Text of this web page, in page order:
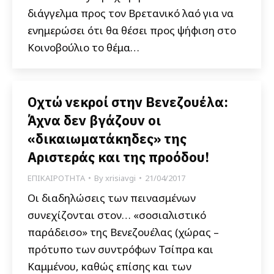
διάγγελμα προς τον Βρετανικό λαό για να
ενημερώσει ότι θα θέσει προς ψήφιση στο
Κοινοβούλιο το θέμα…
Οχτώ νεκροί στην Βενεζουέλα:
Άχνα δεν βγάζουν οι
«δικαιωματάκηδες» της
Αριστεράς και της προόδου!
ΕΠΙΚΑΙΡΟΤΗΤΑ Byxrisiavgi 21/04/2017
Οι διαδηλώσεις των πεινασμένων
συνεχίζονται στον… «σοσιαλιστικό
παράδεισο» της Βενεζουέλας (χώρας –
πρότυπο των συντρόφων Τσίπρα και
Καμμένου, καθώς επίσης και των